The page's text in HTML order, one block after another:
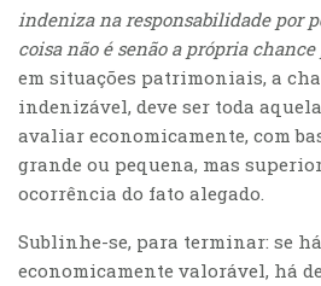
indeniza na responsabilidade por
coisa não é senão a própria chance
em situações patrimoniais, a
indenizável, deve ser toda
avaliar economicamente, com
grande ou pequena, mas
ocorrência do fato alegado.
Sublinhe-se, para terminar: se
economicamente valorável, há